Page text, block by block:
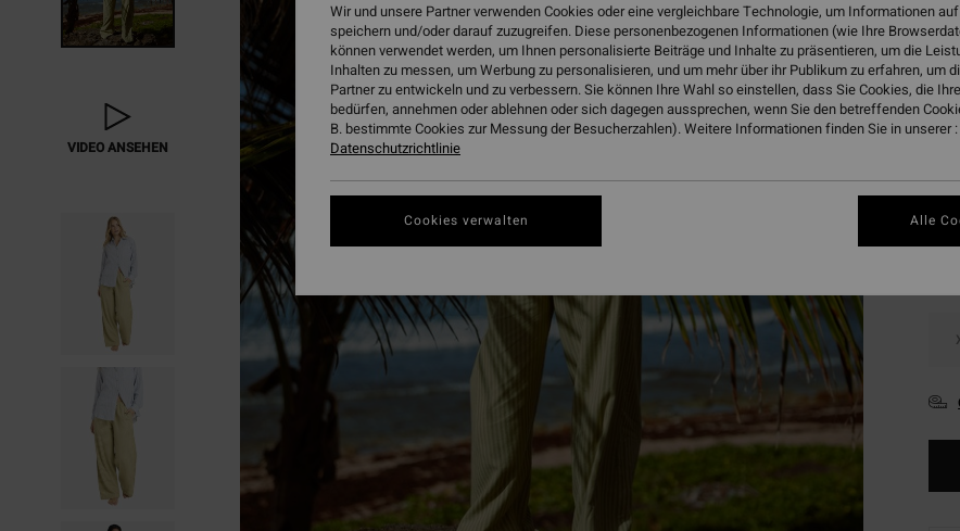
VIDEO ANSEHEN
SALE
Wir und unsere Partner verwenden Cookies oder eine vergleichbare Technologie, um Informationen
speichern und/oder darauf zuzugreifen. Diese personenbezogenen Informationen (wie Ihre
können verwendet werden, um Ihnen personalisierte Beiträge und Inhalte zu präsentieren, um die
Inhalten zu messen, um Werbung zu personalisieren, und um mehr über ihr Publikum zu erfahren, um
Partner zu entwickeln und zu verbessern. Sie können Ihre Wahl so einstellen, dass Sie Cookies, die
bedürfen, annehmen oder ablehnen oder sich dagegen aussprechen, wenn Sie den betreffenden
B. bestimmte Cookies zur Messung der Besucherzahlen). Weitere Informationen finden Sie in unserer :
Datenschutzrichtlinie
Cookies verwalten Alle